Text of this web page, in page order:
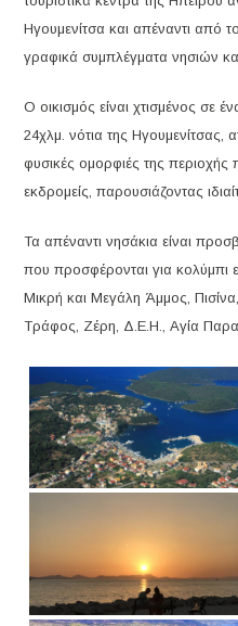
Ηγουμενίτσα και απέναντι από
γραφικά συμπλέγματα νησιών
Ο οικισμός είναι χτισμένος σε
24χλμ. νότια της Ηγουμενίτσας,
φυσικές ομορφιές της
εκδρομείς, παρουσιάζοντας
Τα απέναντι νησάκια είναι
που προσφέρονται για κολύμπι
Μικρή και Μεγάλη Άμμος,
Tράφος, Ζέρη, Δ.Ε.Η., Αγία